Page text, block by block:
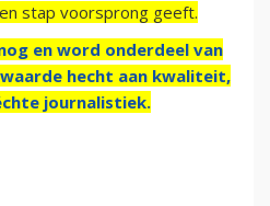
stap voorsprong geeft.
en word onderdeel van
hecht aan kwaliteit,
journalistiek.